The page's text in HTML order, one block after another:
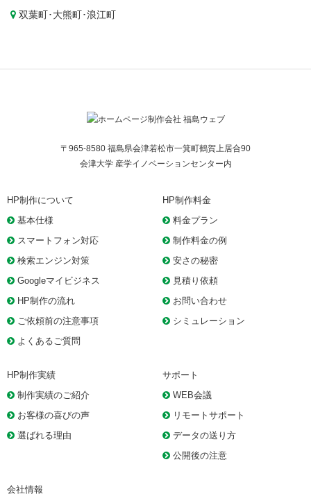
双葉町 ･ 大熊町 ･浪江町
〒965-8580 福島県会津若松市一箕町鶴賀上居合90
会津大学 産学イノベーションセンター内
HP制作について
基本仕様
スマートフォン対応
検索エンジン対策
Googleマイビジネス
HP制作の流れ
ご依頼前の注意事項
よくあるご質問
HP制作料金
料金プラン
制作料金の例
安さの秘密
見積り依頼
お問い合わせ
シミュレーション
HP制作実績
制作実績のご紹介
お客様の喜びの声
選ばれる理由
サポート
WEB会議
リモートサポート
データの送り方
公開後の注意
会社情報